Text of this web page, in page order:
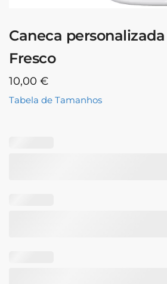
Caneca
Fresco
10,00 €
Tabela de Tamanhos